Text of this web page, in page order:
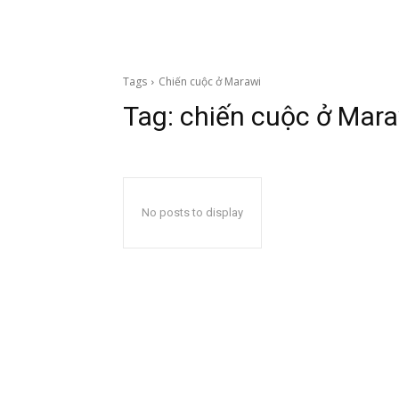
Tags Chiến cuộc ở Marawi
Tag: chiến cuộc ở
No posts to display